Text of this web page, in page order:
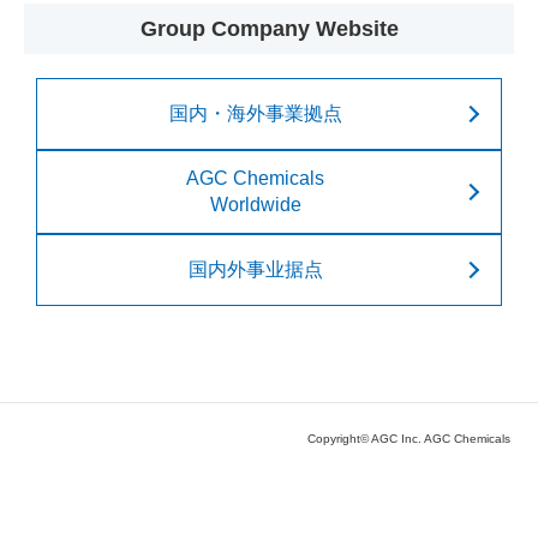
Group Company Website
国内・海外事業拠点
AGC Chemicals
Worldwide
国内外事业据点
Copyright© AGC Inc. AGC Chemicals